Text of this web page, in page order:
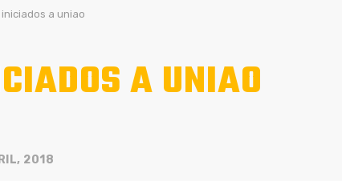
iniciados a uniao
A UNIAO
2018